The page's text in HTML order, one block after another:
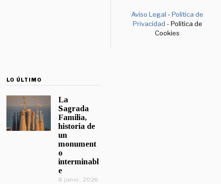
Aviso Legal -Política de
Privacidad - Política de
Cookies
LO ÚLTIMO
La
Sagrada
Familia,
historia de
un
monument
o
interminabl
e
8 junio, 2026